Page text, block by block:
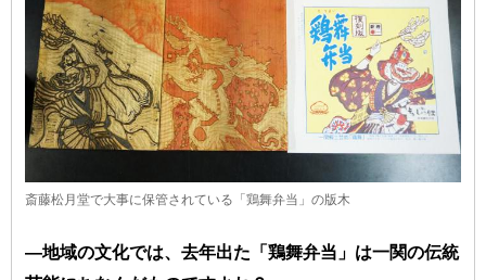
斎藤松月堂で大事に保管されている「鶏舞弁当」の版木
―地域の文化では、去年出た「鶏舞弁当」は一関の伝統